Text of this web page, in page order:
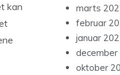
kan
marts
februar
januar
december
oktober